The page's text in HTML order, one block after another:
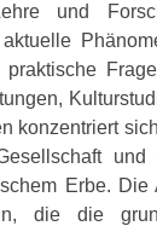
und
praktische
konzentriert
Erbe.
die die